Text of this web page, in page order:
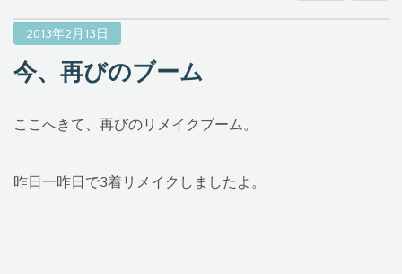
2013年2月13日
今、再びのブーム
ここへきて、再びのリメイクブーム。
昨日一昨日で3着リメイクしましたよ。